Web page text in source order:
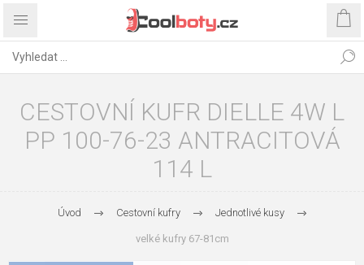
CESTOVNÍ KUFR DIELLE 4W L
PP 100-76-23 ANTRACITOVÁ
114 L
Úvod Cestovní kufry Jednotlivé kusy
velké kufry 67-81cm